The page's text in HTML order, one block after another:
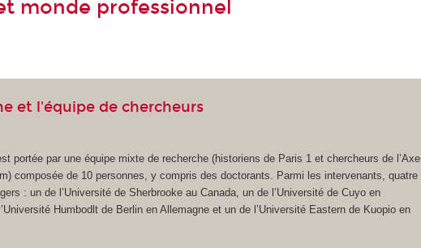
monde professionnel
et l'équipe de chercheurs
portée par une équipe mixte de recherche (historiens de Paris 1 et chercheurs de l’Axe
composée de 10 personnes, y compris des doctorants. Parmi les intervenants, quatre
: un de l’Université de Sherbrooke au Canada, un de l’Université de Cuyo en
Humbodlt de Berlin en Allemagne et un de l’Université Eastern de Kuopio en